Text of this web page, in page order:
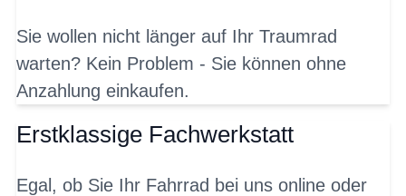
Sie wollen nicht länger auf Ihr Traumrad
warten? Kein Problem - Sie können ohne
Anzahlung einkaufen.
Erstklassige Fachwerkstatt
Egal, ob Sie Ihr Fahrrad bei uns online oder